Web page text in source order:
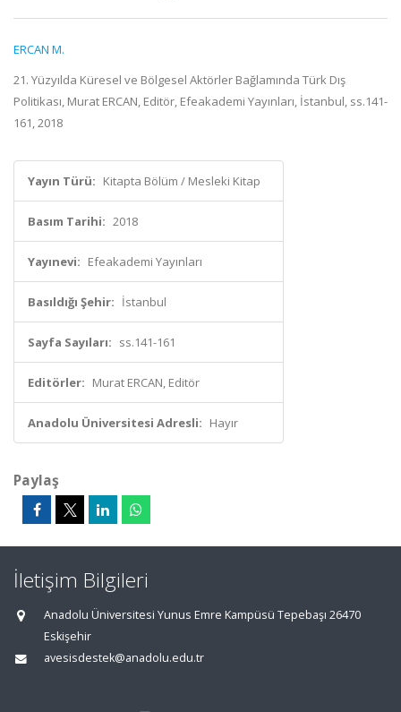
ERCAN M.
21. Yüzyılda Küresel ve Bölgesel Aktörler Bağlamında Türk Dış
Politikası, Murat ERCAN, Editör, Efeakademi Yayınları, İstanbul, ss.141-
161, 2018
Yayın Türü: Kitapta Bölüm / Mesleki Kitap
Basım Tarihi: 2018
Yayınevi: Efeakademi Yayınları
Basıldığı Şehir: İstanbul
Sayfa Sayıları: ss.141-161
Editörler: Murat ERCAN, Editör
Anadolu Üniversitesi Adresli: Hayır
Paylaş
İletişim Bilgileri
Anadolu Üniversitesi Yunus Emre Kampüsü Tepebaşı 26470
Eskişehir
avesisdestek@anadolu.edu.tr